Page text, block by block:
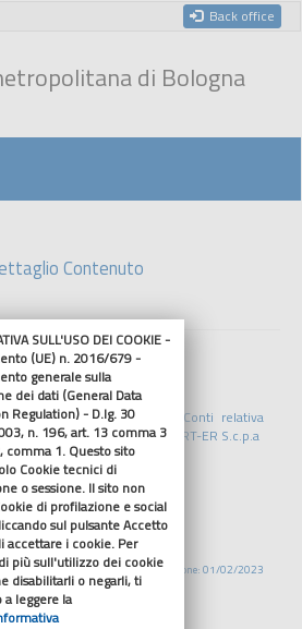
Back office
di Bologna
Contenuto
01/2023 della Corte dei Conti relativa
di capitale della società ART-ER S.c.p.a
.pdf
2023 Pubblicazione: 01/02/2023
SULL'USO DEI COOKIE -
(UE) n. 2016/679 -
generale sulla
dei dati (General Data
Regulation) - D.lg. 30
n. 196, art. 13 comma 3
comma 1. Questo sito
Cookie tecnici di
o sessione. Il sito non
di profilazione e social
sul pulsante Accetto
accettare i cookie. Per
più sull'utilizzo dei cookie
disabilitarli o negarli, ti
leggere la